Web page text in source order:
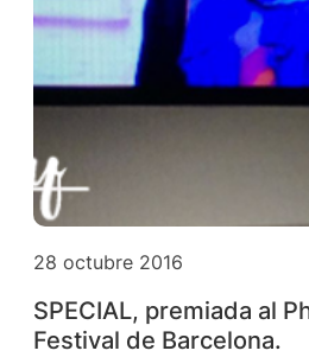
28 octubre 2016
SPECIAL, premiada al
Festival de Barcelona.